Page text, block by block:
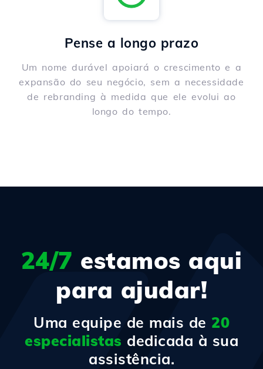
Pense a longo prazo
Um nome durável apoiará o crescimento e a
expansão do seu negócio, sem a necessidade
de rebranding à medida que ele evolui ao
longo do tempo.
24/7 estamos aqui
para ajudar!
Uma equipe de mais de 20
especialistas dedicada à sua
assistência.